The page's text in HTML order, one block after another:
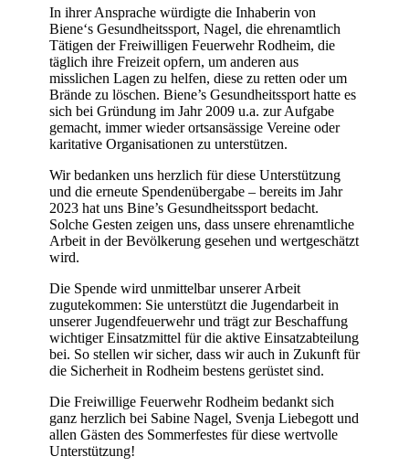
In ihrer Ansprache würdigte die Inhaberin von
Biene‘s Gesundheitssport, Nagel, die ehrenamtlich
Tätigen der Freiwilligen Feuerwehr Rodheim, die
täglich ihre Freizeit opfern, um anderen aus
misslichen Lagen zu helfen, diese zu retten oder um
Brände zu löschen. Biene’s Gesundheitssport hatte es
sich bei Gründung im Jahr 2009 u.a. zur Aufgabe
gemacht, immer wieder ortsansässige Vereine oder
karitative Organisationen zu unterstützen.
Wir bedanken uns herzlich für diese Unterstützung
und die erneute Spendenübergabe – bereits im Jahr
2023 hat uns Bine’s Gesundheitssport bedacht.
Solche Gesten zeigen uns, dass unsere ehrenamtliche
Arbeit in der Bevölkerung gesehen und wertgeschätzt
wird.
Die Spende wird unmittelbar unserer Arbeit
zugutekommen: Sie unterstützt die Jugendarbeit in
unserer Jugendfeuerwehr und trägt zur Beschaffung
wichtiger Einsatzmittel für die aktive Einsatzabteilung
bei. So stellen wir sicher, dass wir auch in Zukunft für
die Sicherheit in Rodheim bestens gerüstet sind.
Die Freiwillige Feuerwehr Rodheim bedankt sich
ganz herzlich bei Sabine Nagel, Svenja Liebegott und
allen Gästen des Sommerfestes für diese wertvolle
Unterstützung!